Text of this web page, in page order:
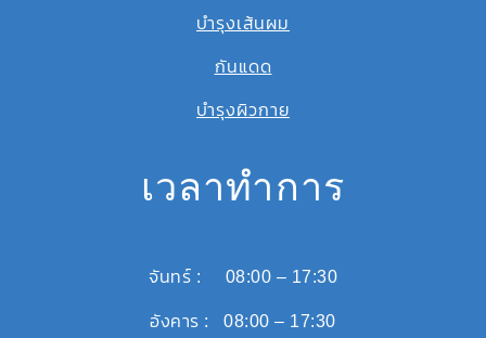
บำรุงเส้นผม
กันแดด
บำรุงผิวกาย
เวลาทำการ
จันทร์ : 08:00 – 17:30
อังคาร : 08:00 – 17:30